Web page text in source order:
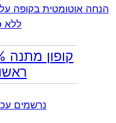
הנחה אוטומטית בקופה
ללא
נרשמים